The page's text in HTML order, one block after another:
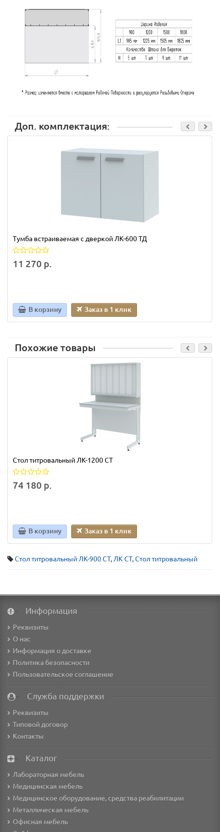
Доп. комплектация:
Тумба встраиваемая с дверкой ЛК-600 ТД
11 270 р.
В корзину Заказ в 1 клик
Похожие товары
Стол титровальный ЛК-1200 СТ
74 180 р.
В корзину Заказ в 1 клик
Стол титровальный ЛК-900 СТ, ЛК СТ,Стол титровальный
Информация
Реквизиты
О нас
Информация о доставке
Политика безопасности
Пользовательское соглашение
Служба поддержки
Реквизиты
Типовой договор
Контакты
Каталог
Лабораторная мебель
Медицинская мебель
Медицинское оборудование, средства реабилитации
Металлическая мебель
Офисная мебель